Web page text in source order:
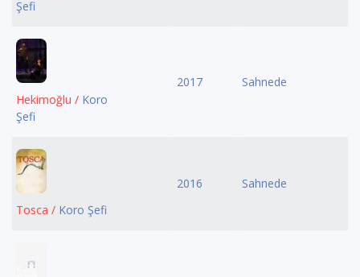
Şefi
Hekimoğlu / Koro
Şefi
2017 Sahnede
Tosca / Koro Şefi
2016 Sahnede